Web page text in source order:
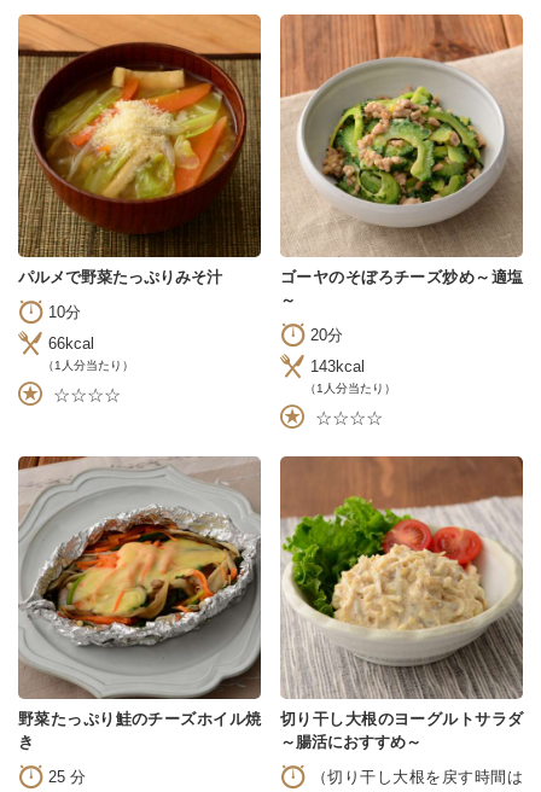
パルメで野菜たっぷりみそ汁
10分
66kcal
（1人分当たり）
☆☆☆☆
ゴーヤのそぼろチーズ炒め～適塩
～
20分
143kcal
（1人分当たり）
☆☆☆☆
野菜たっぷり鮭のチーズホイル焼
き
25 分
切り干し大根のヨーグルトサラダ
～腸活におすすめ～
（切り干し大根を戻す時間は